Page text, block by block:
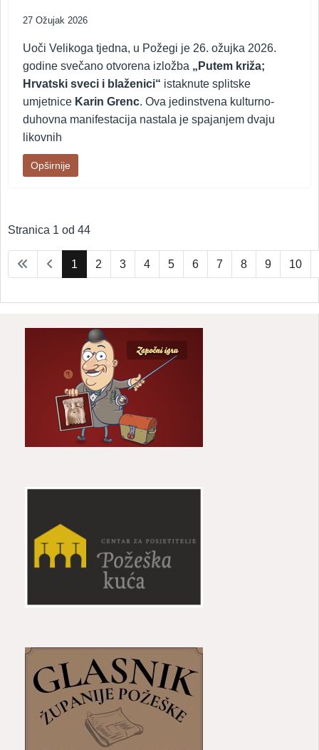
27 Ožujak 2026
Uoči Velikoga tjedna, u Požegi je 26. ožujka 2026.
godine svečano otvorena izložba „Putem križa;
Hrvatski sveci i blaženici“ istaknute splitske
umjetnice Karin Grenc. Ova jedinstvena kulturno-
duhovna manifestacija nastala je spajanjem dvaju
likovnih
Opširnije
Stranica 1 od 44
1 2 3 4 5 6 7 8 9 10